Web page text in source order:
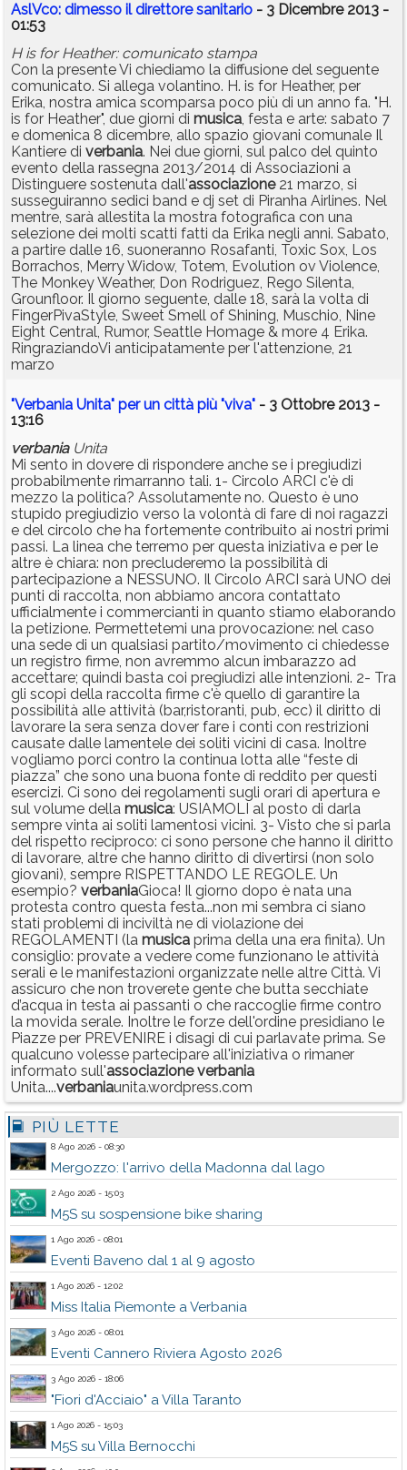
AslVco: dimesso il direttore sanitario - 3 Dicembre 2013 -
01:53
H is for Heather: comunicato stampa
Con la presente Vi chiediamo la diffusione del seguente
comunicato. Si allega volantino. H. is for Heather, per
Erika, nostra amica scomparsa poco più di un anno fa. "H.
is for Heather", due giorni di musica, festa e arte: sabato 7
e domenica 8 dicembre, allo spazio giovani comunale Il
Kantiere di verbania. Nei due giorni, sul palco del quinto
evento della rassegna 2013/2014 di Associazioni a
Distinguere sostenuta dall'associazione21 marzo, si
susseguiranno sedici band e dj set di Piranha Airlines. Nel
mentre, sarà allestita la mostra fotografica con una
selezione dei molti scatti fatti da Erika negli anni. Sabato,
a partire dalle 16, suoneranno Rosafanti, Toxic Sox, Los
Borrachos, Merry Widow, Totem, Evolution ov Violence,
The Monkey Weather, Don Rodriguez, Rego Silenta,
Grounfloor. Il giorno seguente, dalle 18, sarà la volta di
FingerPivaStyle, Sweet Smell of Shining, Muschio, Nine
Eight Central, Rumor, Seattle Homage & more 4 Erika.
RingraziandoVi anticipatamente per l'attenzione, 21
marzo
"Verbania Unita" per un città più "viva" - 3 Ottobre 2013 -
13:16
verbaniaUnita
Mi sento in dovere di rispondere anche se i pregiudizi
probabilmente rimarranno tali. 1- Circolo ARCI c'è di
mezzo la politica? Assolutamente no. Questo è uno
stupido pregiudizio verso la volontà di fare di noi ragazzi
e del circolo che ha fortemente contribuito ai nostri primi
passi. La linea che terremo per questa iniziativa e per le
altre è chiara: non precluderemo la possibilità di
partecipazione a NESSUNO. Il Circolo ARCI sarà UNO dei
punti di raccolta, non abbiamo ancora contattato
ufficialmente i commercianti in quanto stiamo elaborando
la petizione. Permettetemi una provocazione: nel caso
una sede di un qualsiasi partito/movimento ci chiedesse
un registro firme, non avremmo alcun imbarazzo ad
accettare; quindi basta coi pregiudizi alle intenzioni. 2- Tra
gli scopi della raccolta firme c'è quello di garantire la
possibilità alle attività (bar,ristoranti, pub, ecc) il diritto di
lavorare la sera senza dover fare i conti con restrizioni
causate dalle lamentele dei soliti vicini di casa. Inoltre
vogliamo porci contro la continua lotta alle “feste di
piazza” che sono una buona fonte di reddito per questi
esercizi. Ci sono dei regolamenti sugli orari di apertura e
sul volume della musica: USIAMOLI al posto di darla
sempre vinta ai soliti lamentosi vicini. 3- Visto che si parla
del rispetto reciproco: ci sono persone che hanno il diritto
di lavorare, altre che hanno diritto di divertirsi (non solo
giovani), sempre RISPETTANDO LE REGOLE. Un
esempio? verbaniaGioca! Il giorno dopo è nata una
protesta contro questa festa...non mi sembra ci siano
stati problemi di inciviltà ne di violazione dei
REGOLAMENTI (la musica prima della una era finita). Un
consiglio: provate a vedere come funzionano le attività
serali e le manifestazioni organizzate nelle altre Città. Vi
assicuro che non troverete gente che butta secchiate
d’acqua in testa ai passanti o che raccoglie firme contro
la movida serale. Inoltre le forze dell'ordine presidiano le
Piazze per PREVENIRE i disagi di cui parlavate prima. Se
qualcuno volesse partecipare all'iniziativa o rimaner
informato sull'associazione verbania
Unita....verbaniaunita.wordpress.com
PIÙ LETTE
8 Ago 2026 - 08:30
Mergozzo: l'arrivo della Madonna dal lago
2 Ago 2026 - 15:03
M5S su sospensione bike sharing
1 Ago 2026 - 08:01
Eventi Baveno dal 1 al 9 agosto
1 Ago 2026 - 12:02
Miss Italia Piemonte a Verbania
3 Ago 2026 - 08:01
Eventi Cannero Riviera Agosto 2026
3 Ago 2026 - 18:06
"Fiori d'Acciaio" a Villa Taranto
1 Ago 2026 - 15:03
M5S su Villa Bernocchi